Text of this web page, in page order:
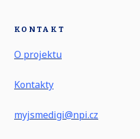
KONTAKT
O projektu
Kontakty
myjsmedigi@npi.cz